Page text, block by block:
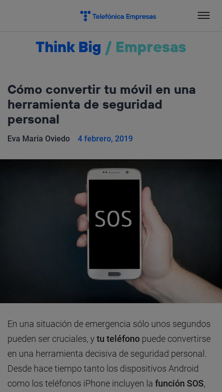
Think Big / Empresas
Cómo convertir tu móvil en una
herramienta de seguridad
personal
Eva María Oviedo 4 febrero, 2019
En una situación de emergencia sólo unos segundos
pueden ser cruciales, y tu teléfono puede convertirse
en una herramienta decisiva de seguridad personal.
Desde hace tiempo tanto los dispositivos Android
como los teléfonos iPhone incluyen la función SOS,